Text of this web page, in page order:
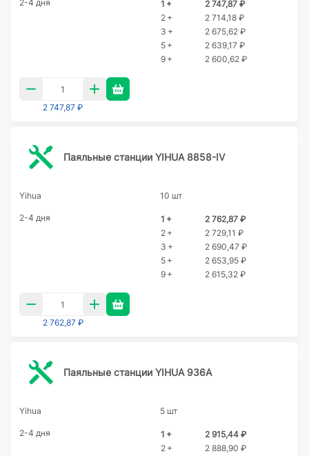
2-4 дня 1 +
2 747,87 ₽
2 +
2 714,18 ₽
3 +
2 675,62 ₽
5 +
2 639,17 ₽
9 +
2 600,62 ₽
2 747,87 ₽
Паяльные станции YIHUA 8858-IV
Yihua 10 шт
2-4 дня 1 +
2 762,87 ₽
2 +
2 729,11 ₽
3 +
2 690,47 ₽
5 +
2 653,95 ₽
9 +
2 615,32 ₽
2 762,87 ₽
Паяльные станции YIHUA 936A
Yihua 5 шт
2-4 дня 1 +
2 915,44 ₽
2 +
2 888,90 ₽